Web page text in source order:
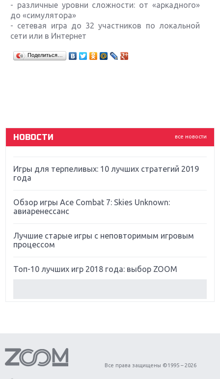
- различные уровни сложности: от «аркадного»
до «симулятора»
- сетевая игра до 32 участников по локальной
сети или в Интернет
Поделиться…
все новости
НОВОСТИ
Крупнейшие релизы мая: Nintendo, Microsoft и
Sony
Far Cry 5: хвалить нельзя ругать
Игры для терпеливых: 10 лучших стратегий 2019
года
Обзор игры Ace Combat 7: Skies Unknown:
авиаренессанс
Лучшие старые игры с неповторимым игровым
процессом
Топ-10 лучших игр 2018 года: выбор ZOOM
Обзор игры Forza Horizon 4: вершина эволюции
Все права защищены ©1995 – 2026